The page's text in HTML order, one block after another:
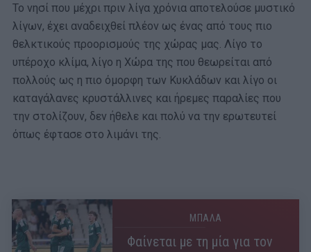
Το νησί που μέχρι πριν λίγα χρόνια αποτελούσε μυστικό
λίγων, έχει αναδειχθεί πλέον ως ένας από τους πιο
θελκτικούς προορισμούς της χώρας μας. Λίγο το
υπέροχο κλίμα, λίγο η Χώρα της που θεωρείται από
πολλούς ως η πιο όμορφη των Κυκλάδων και λίγο οι
καταγάλανες κρυστάλλινες και ήρεμες παραλίες που
την στολίζουν, δεν ήθελε και πολύ να την ερωτευτεί
όπως έφτασε στο λιμάνι της.
ΜΠΑΛΑ
Φαίνεται με τη μία για τον